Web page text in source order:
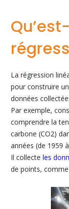
La régression
pour construire
données
Par exemple,
comprendre la
carbone (CO2)
années (de 1959
Il collecteles
de points,